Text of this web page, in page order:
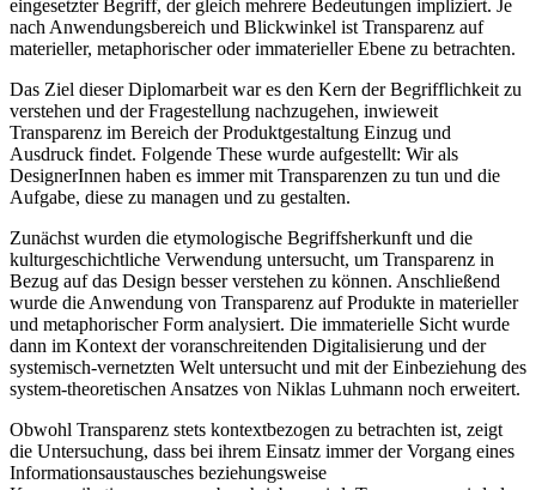
eingesetzter Begriff, der gleich mehrere Bedeutungen impliziert. Je
nach Anwendungsbereich und Blickwinkel ist Transparenz auf
materieller, metaphorischer oder immaterieller Ebene zu betrachten.
Das Ziel dieser Diplomarbeit war es den Kern der Begrifflichkeit zu
verstehen und der Fragestellung nachzugehen, inwieweit
Transparenz im Bereich der Produktgestaltung Einzug und
Ausdruck findet. Folgende These wurde aufgestellt: Wir als
DesignerInnen haben es immer mit Transparenzen zu tun und die
Aufgabe, diese zu managen und zu gestalten.
Zunächst wurden die etymologische Begriffsherkunft und die
kulturgeschichtliche Verwendung untersucht, um Transparenz in
Bezug auf das Design besser verstehen zu können. Anschließend
wurde die Anwendung von Transparenz auf Produkte in materieller
und metaphorischer Form analysiert. Die immaterielle Sicht wurde
dann im Kontext der voranschreitenden Digitalisierung und der
systemisch-vernetzten Welt untersucht und mit der Einbeziehung des
system-theoretischen Ansatzes von Niklas Luhmann noch erweitert.
Obwohl Transparenz stets kontextbezogen zu betrachten ist, zeigt
die Untersuchung, dass bei ihrem Einsatz immer der Vorgang eines
Informationsaustausches beziehungsweise